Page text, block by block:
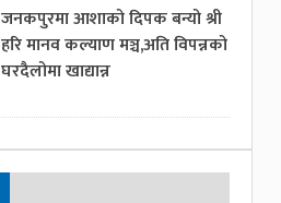
जनकपुरमा आशाको दिपक बन्यो श्री
हरि मानव कल्याण मञ्च,अति विपन्नको
घरदैलोमा खाद्यान्न